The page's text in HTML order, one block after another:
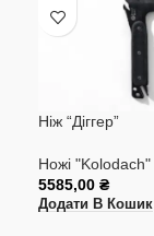
Ніж “Діггер”
Ножі "Kolodach"
5585,00 ₴
Додати В Кошик